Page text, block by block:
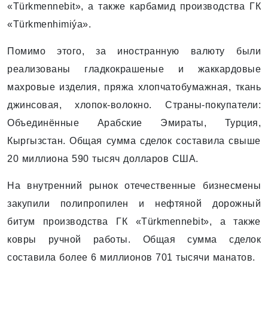
«Türkmennebit», а также карбамид производства ГК
«Türkmenhimiýa».
Помимо этого, за иностранную валюту были
реализованы гладкокрашеные и жаккардовые
махровые изделия, пряжа хлопчатобумажная, ткань
джинсовая, хлопок-волокно. Страны-покупатели:
Объединённые Арабские Эмираты, Турция,
Кыргызстан. Общая сумма сделок составила свыше
20 миллиона 590 тысяч долларов США.
На внутренний рынок отечественные бизнесмены
закупили полипропилен и нефтяной дорожный
битум производства ГК «Türkmennebit», а также
ковры ручной работы. Общая сумма сделок
составила более 6 миллионов 701 тысячи манатов.